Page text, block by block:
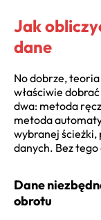
Jak
dane
No dobrze,
właściwie
dwa: metoda
metoda
wybranej ścieżki,
danych. Bez tego
Dane
obrotu